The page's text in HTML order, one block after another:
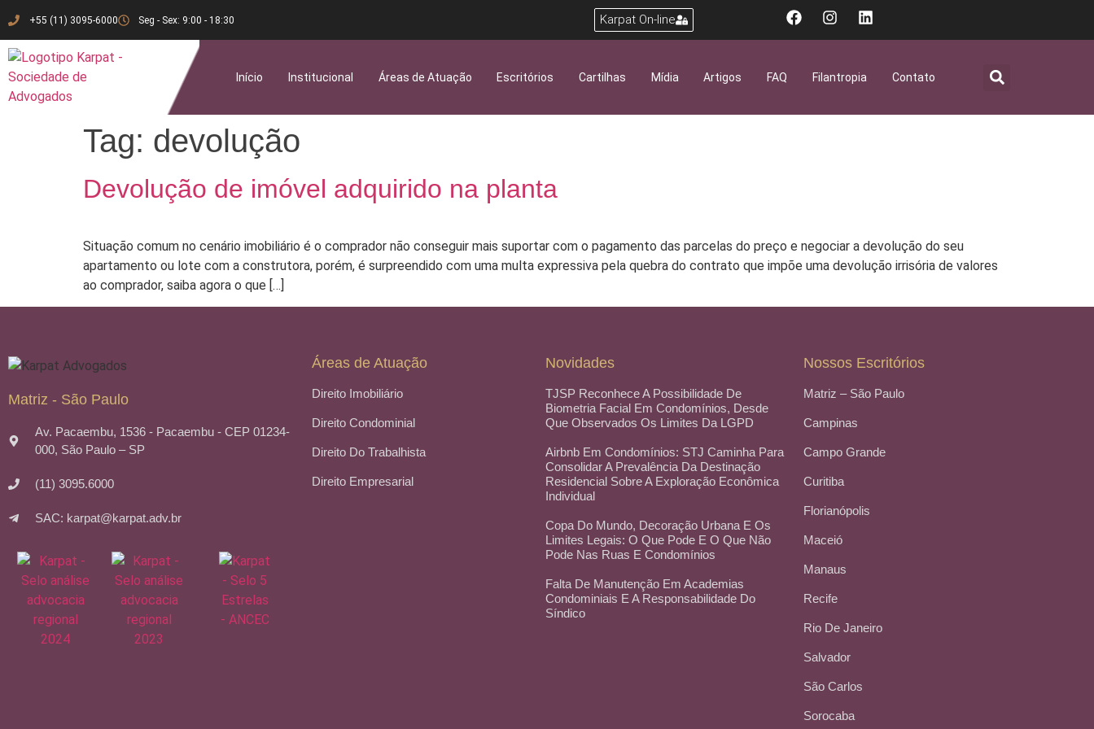
+55 (11) 3095-6000 Seg - Sex: 9:00 - 18:30 Karpat On-line
Início Institucional Áreas de Atuação Escritórios Cartilhas Mídia Artigos FAQ Filantropia Contato
Tag: devolução
Devolução de imóvel adquirido na planta
Situação comum no cenário imobiliário é o comprador não conseguir mais suportar com o pagamento das parcelas do preço e negociar a devolução do seu
apartamento ou lote com a construtora, porém, é surpreendido com uma multa expressiva pela quebra do contrato que impõe uma devolução irrisória de valores
ao comprador, saiba agora o que […]
Matriz - São Paulo
Av. Pacaembu, 1536 - Pacaembu - CEP 01234-
000, São Paulo – SP
(11) 3095.6000
SAC: karpat@karpat.adv.br
Áreas de Atuação
Direito Imobiliário
Direito Condominial
Direito Do Trabalhista
Direito Empresarial
Novidades
TJSP Reconhece A Possibilidade De
Biometria Facial Em Condomínios, Desde
Que Observados Os Limites Da LGPD
Airbnb Em Condomínios: STJ Caminha Para
Consolidar A Prevalência Da Destinação
Residencial Sobre A Exploração Econômica
Individual
Copa Do Mundo, Decoração Urbana E Os
Limites Legais: O Que Pode E O Que Não
Pode Nas Ruas E Condomínios
Falta De Manutenção Em Academias
Condominiais E A Responsabilidade Do
Síndico
Nossos Escritórios
Matriz – São Paulo
Campinas
Campo Grande
Curitiba
Florianópolis
Maceió
Manaus
Recife
Rio De Janeiro
Salvador
São Carlos
Sorocaba